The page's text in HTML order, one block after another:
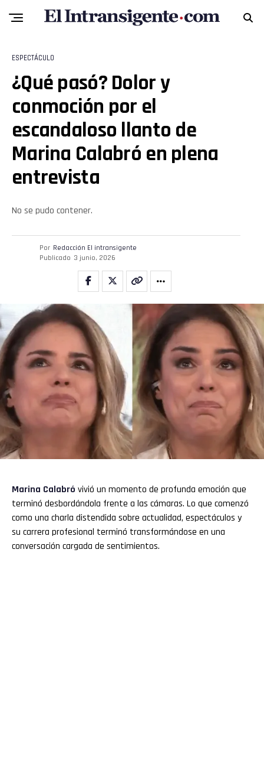
ESPECTÁCULO
¿Qué pasó? Dolor y
conmoción por el
escandaloso llanto de
Marina Calabró en plena
entrevista
No se pudo contener.
Por Redacción El intransigente
Publicado 3 junio, 2026
Marina Calabró vivió un momento de profunda emoción que
terminó desbordándola frente a las cámaras. Lo que comenzó
como una charla distendida sobre actualidad, espectáculos y
su carrera profesional terminó transformándose en una
conversación cargada de sentimientos.
Whatsapp
Email